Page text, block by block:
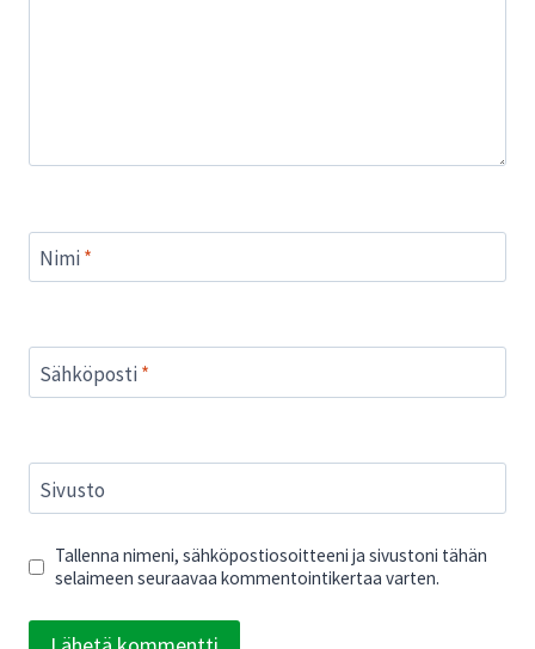
Nimi *
Sähköposti *
Sivusto
Tallenna nimeni, sähköpostiosoitteeni ja sivustoni tähän
selaimeen seuraavaa kommentointikertaa varten.